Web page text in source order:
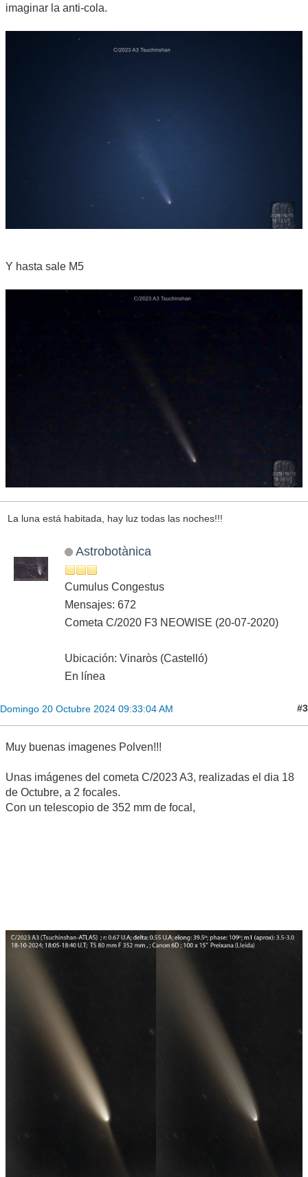
imaginar la anti-cola.
Y hasta sale M5
La luna está habitada, hay luz todas las noches!!!
Astrobotànica
Cumulus Congestus
Mensajes: 672
Cometa C/2020 F3 NEOWISE (20-07-2020)
Ubicación: Vinaròs (Castelló)
En línea
Domingo 20 Octubre 2024 09:33:04 AM #3
Muy buenas imagenes Polven!!!
Unas imágenes del cometa C/2023 A3, realizadas el dia 18
de Octubre, a 2 focales.
Con un telescopio de 352 mm de focal,